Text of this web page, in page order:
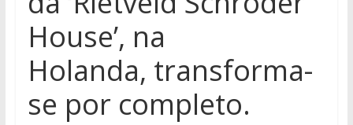
House’, na
Holanda, transforma-
se por completo.